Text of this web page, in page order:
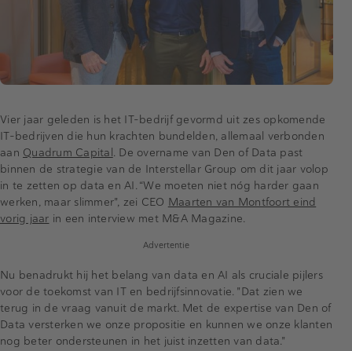
Vier jaar geleden is het IT-bedrijf gevormd uit zes opkomende
IT-bedrijven die hun krachten bundelden, allemaal verbonden
aan Quadrum Capital. De overname van Den of Data past
binnen de strategie van de Interstellar Group om dit jaar volop
in te zetten op data en AI. “We moeten niet nóg harder gaan
werken, maar slimmer", zei CEO Maarten van Montfoort eind
vorig jaar in een interview met M&A Magazine.
Advertentie
Nu benadrukt hij het belang van data en AI als cruciale pijlers
voor de toekomst van IT en bedrijfsinnovatie. "Dat zien we
terug in de vraag vanuit de markt. Met de expertise van Den of
Data versterken we onze propositie en kunnen we onze klanten
nog beter ondersteunen in het juist inzetten van data."